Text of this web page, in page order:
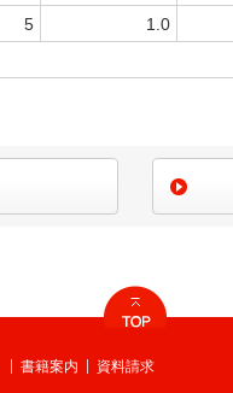
5 1.0
書籍案内 資料請求